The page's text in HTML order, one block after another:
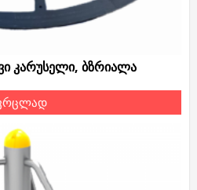
კარუსელი, ბზრიალა